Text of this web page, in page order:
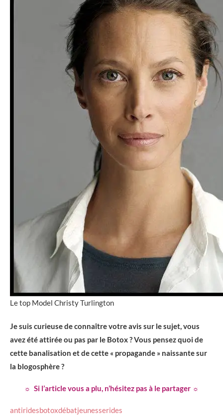
Le top Model Christy Turlington
Je suis curieuse de connaître votre avis sur le sujet, vous
avez été attirée ou pas par le Botox ? Vous pensez quoi de
cette banalisation et de cette « propagande » naissante sur
la blogosphère ?
☼ Si l’article vous a plu, n’hésitez pas à le partager ☼
antiridesbotoxdébatjeunesserides